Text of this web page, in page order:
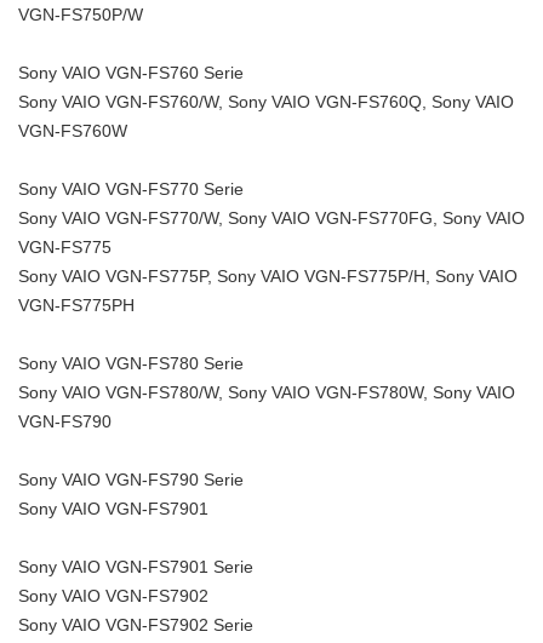
VGN-FS750P/W
Sony VAIO VGN-FS760 Serie
Sony VAIO VGN-FS760/W, Sony VAIO VGN-FS760Q, Sony VAIO
VGN-FS760W
Sony VAIO VGN-FS770 Serie
Sony VAIO VGN-FS770/W, Sony VAIO VGN-FS770FG, Sony VAIO
VGN-FS775
Sony VAIO VGN-FS775P, Sony VAIO VGN-FS775P/H, Sony VAIO
VGN-FS775PH
Sony VAIO VGN-FS780 Serie
Sony VAIO VGN-FS780/W, Sony VAIO VGN-FS780W, Sony VAIO
VGN-FS790
Sony VAIO VGN-FS790 Serie
Sony VAIO VGN-FS7901
Sony VAIO VGN-FS7901 Serie
Sony VAIO VGN-FS7902
Sony VAIO VGN-FS7902 Serie